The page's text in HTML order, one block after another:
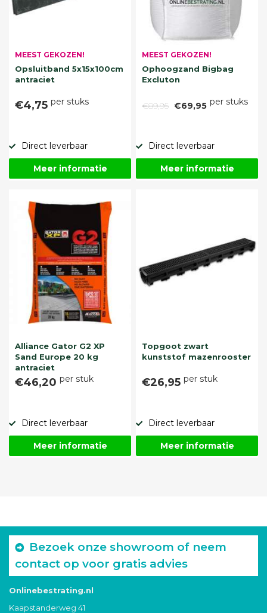
MEEST GEKOZEN!
Opsluitband 5x15x100cm
antraciet
€4,75 per stuks
Direct leverbaar
Meer informatie
MEEST GEKOZEN!
Ophoogzand Bigbag
Excluton
€89,95 €69,95 per stuks
Direct leverbaar
Meer informatie
Alliance Gator G2 XP
Sand Europe 20 kg
antraciet
€46,20 per stuk
Direct leverbaar
Meer informatie
Topgoot zwart
kunststof mazenrooster
€26,95 per stuk
Direct leverbaar
Meer informatie
Bezoek onze showroom of neem
contact op voor gratis advies
Onlinebestrating.nl
Kaapstanderweg 41